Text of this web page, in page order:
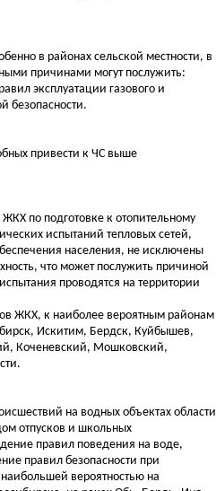
в районах сельской местности, в
причинами могут послужить:
эксплуатации газового и
безопасности.
привести к ЧС выше
по подготовке к отопительному
испытаний тепловых сетей,
населения, не исключены
что может послужить причиной
проводятся на территории
ЖКХ, к наиболее вероятным районам
Искитим, Бердск, Куйбышев,
Коченевский, Мошковский,
на водных объектах области
отпусков и школьных
правил поведения на воде,
правил безопасности при
вероятностью на